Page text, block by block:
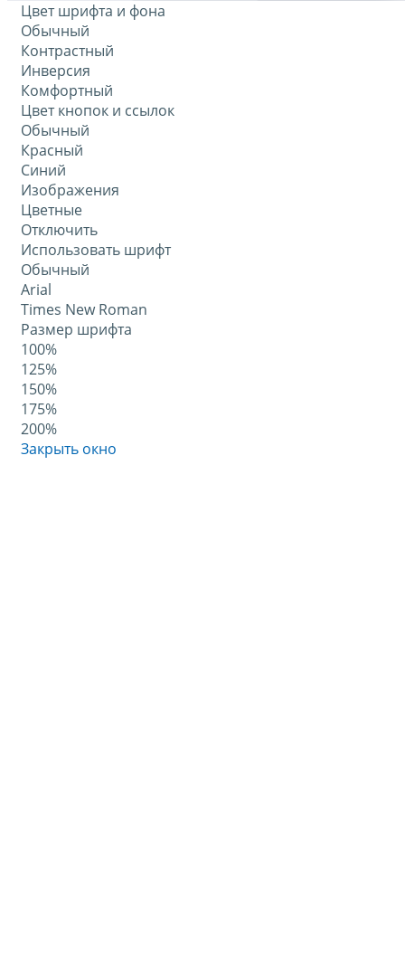
Цвет шрифта и фона
Обычный
Контрастный
Инверсия
Комфортный
Цвет кнопок и ссылок
Обычный
Красный
Синий
Изображения
Цветные
Отключить
Использовать шрифт
Обычный
Arial
Times New Roman
Размер шрифта
100%
125%
150%
175%
200%
Закрыть окно